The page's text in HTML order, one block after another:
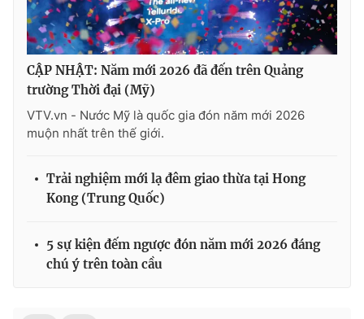
CẬP NHẬT: Năm mới 2026 đã đến trên Quảng
trường Thời đại (Mỹ)
VTV.vn - Nước Mỹ là quốc gia đón năm mới 2026
muộn nhất trên thế giới.
Trải nghiệm mới lạ đêm giao thừa tại Hong
Kong (Trung Quốc)
5 sự kiện đếm ngược đón năm mới 2026 đáng
chú ý trên toàn cầu